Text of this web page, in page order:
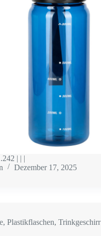
| | |
Dezember 17, 2025
, Plastikflaschen, Trinkgeschirr